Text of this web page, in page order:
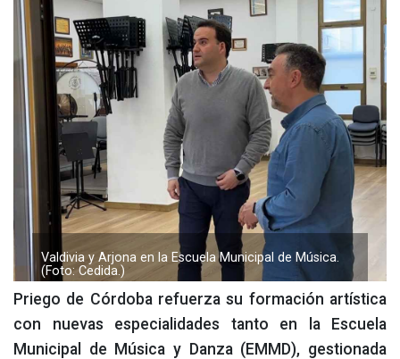
Valdivia y Arjona en la Escuela Municipal de Música.
(Foto: Cedida.)
Priego de Córdoba refuerza su formación artística
con nuevas especialidades tanto en la Escuela
Municipal de Música y Danza (EMMD), gestionada